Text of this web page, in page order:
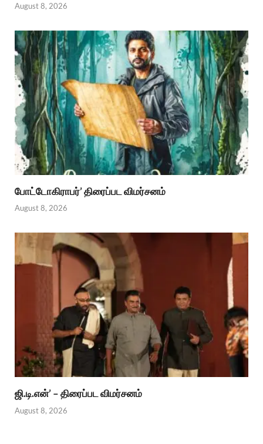
August 8, 2026
போட்டோகிராபர்’ திரைப்பட விமர்சனம்
August 8, 2026
ஜி.டி.என்’ – திரைப்பட விமர்சனம்
August 8, 2026